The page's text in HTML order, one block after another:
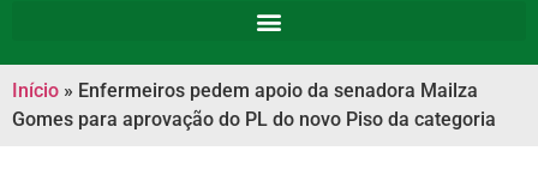
Início » Enfermeiros pedem apoio da senadora Mailza
Gomes para aprovação do PL do novo Piso da categoria